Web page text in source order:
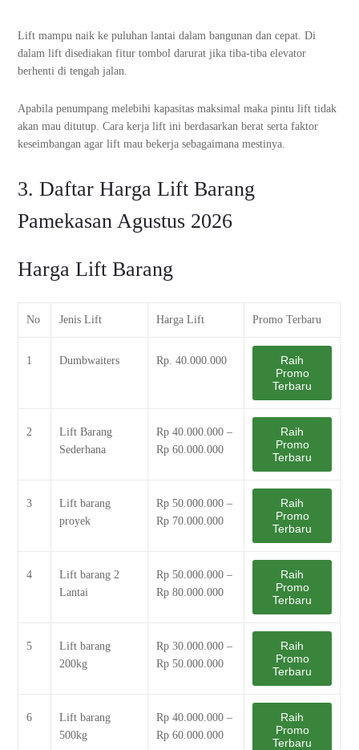
Lift mampu naik ke puluhan lantai dalam bangunan dan cepat. Di
dalam lift disediakan fitur tombol darurat jika tiba-tiba elevator
berhenti di tengah jalan.
Apabila penumpang melebihi kapasitas maksimal maka pintu lift tidak
akan mau ditutup. Cara kerja lift ini berdasarkan berat serta faktor
keseimbangan agar lift mau bekerja sebagaimana mestinya.
3. Daftar Harga Lift Barang
Pamekasan Agustus 2026
Harga Lift Barang
No Jenis Lift Harga Lift Promo Terbaru
1 Dumbwaiters Rp. 40.000.000
Raih
Promo
Terbaru
2
Lift Barang
Sederhana
Rp 40.000.000 –
Rp 60.000.000
Raih
Promo
Terbaru
3
Lift barang
proyek
Rp 50.000.000 –
Rp 70.000.000
Raih
Promo
Terbaru
4
Lift barang 2
Lantai
Rp 50.000.000 –
Rp 80.000.000
Raih
Promo
Terbaru
5
Lift barang
200kg
Rp 30.000.000 –
Rp 50.000.000
Raih
Promo
Terbaru
6
Lift barang
500kg
Rp 40.000.000 –
Rp 60.000.000
Raih
Promo
Terbaru